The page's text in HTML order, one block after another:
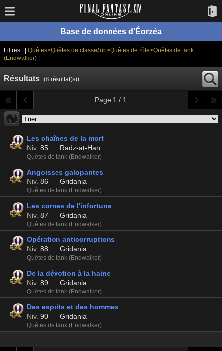
Base de données d'Éorzéa
Filtres : | Quêtes>Quêtes de classe/job>Quêtes de rôle>Quêtes de tank
(Endwalker)|
Résultats (6 résultat(s))
Page 1 / 1
Les chaînes de la mort
Niv. 85 Radz-at-Han
Quêtes de tank (Endwalker)
Angoisses galopantes
Niv. 86 Gridania
Quêtes de tank (Endwalker)
Les cornes de l'infortune
Niv. 87 Gridania
Quêtes de tank (Endwalker)
Opération anticorruptions
Niv. 88 Gridania
Quêtes de tank (Endwalker)
De la dévotion à la haine
Niv. 89 Gridania
Quêtes de tank (Endwalker)
Des esprits et des hommes
Niv. 90 Gridania
Quêtes de tank (Endwalker)